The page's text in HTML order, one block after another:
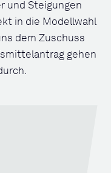
und Steigungen
in die Modellwahl
dem Zuschuss
gehen